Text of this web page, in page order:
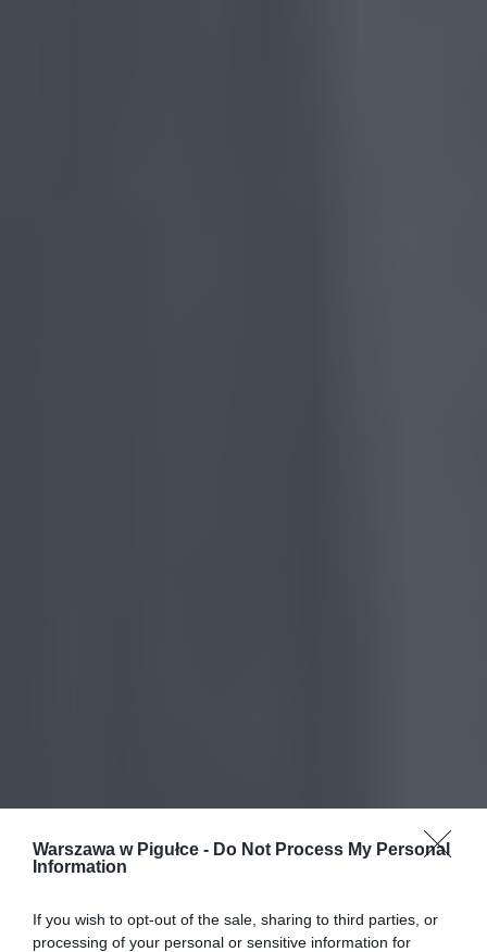
Warszawa w Pigułce - Do Not Process My Personal
Information
If you wish to opt-out of the sale, sharing to third parties, or
processing of your personal or sensitive information for